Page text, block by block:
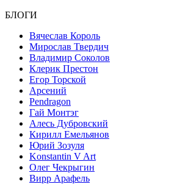
БЛОГИ
Вячеслав Король
Мирослав Твердич
Владимир Соколов
Клерик Престон
Егор Topской
Арсений
Pendragon
Гай Монтэг
Алесь Дубровский
Кирилл Емельянов
Юрий Зозуля
Konstantin V Art
Олег Чекрыгин
Вирр Арафель